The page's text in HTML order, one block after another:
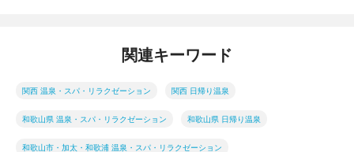
関連キーワード
関西 温泉・スパ・リラクゼーション 関西 日帰り温泉
和歌山県 温泉・スパ・リラクゼーション 和歌山県 日帰り温泉
和歌山市・加太・和歌浦 温泉・スパ・リラクゼーション